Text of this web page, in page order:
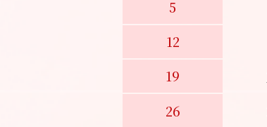
5
12
19
26